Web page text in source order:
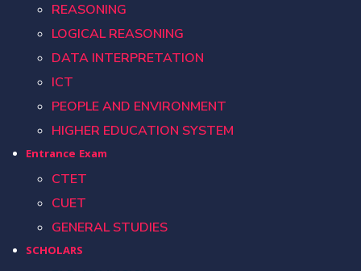
REASONING
LOGICAL REASONING
DATA INTERPRETATION
ICT
PEOPLE AND ENVIRONMENT
HIGHER EDUCATION SYSTEM
Entrance Exam
CTET
CUET
GENERAL STUDIES
SCHOLARS